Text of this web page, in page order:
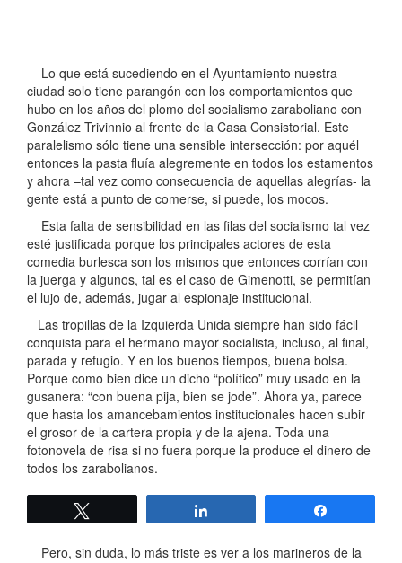
Lo que está sucediendo en el Ayuntamiento nuestra
ciudad solo tiene parangón con los comportamientos que
hubo en los años del plomo del socialismo zaraboliano con
González Trivinnio al frente de la Casa Consistorial. Este
paralelismo sólo tiene una sensible intersección: por aquél
entonces la pasta fluía alegremente en todos los estamentos
y ahora –tal vez como consecuencia de aquellas alegrías- la
gente está a punto de comerse, si puede, los mocos.
Esta falta de sensibilidad en las filas del socialismo tal vez
esté justificada porque los principales actores de esta
comedia burlesca son los mismos que entonces corrían con
la juerga y algunos, tal es el caso de Gimenotti, se permitían
el lujo de, además, jugar al espionaje institucional.
Las tropillas de la Izquierda Unida siempre han sido fácil
conquista para el hermano mayor socialista, incluso, al final,
parada y refugio. Y en los buenos tiempos, buena bolsa.
Porque como bien dice un dicho “político” muy usado en la
gusanera: “con buena pija, bien se jode”. Ahora ya, parece
que hasta los amancebamientos institucionales hacen subir
el grosor de la cartera propia y de la ajena. Toda una
fotonovela de risa si no fuera porque la produce el dinero de
todos los zarabolianos.
Pero, sin duda, lo más triste es ver a los marineros de la